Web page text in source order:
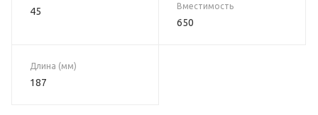
45
Вместимость
650
Длина (мм)
187